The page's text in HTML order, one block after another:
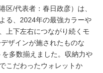
区/代表者：春日政彦）は、
る、2024年の最強カラーや
上下左右につながり続くモ
ザインが施されたものな
を多数揃えました。収納力や
こだわったウォレットか